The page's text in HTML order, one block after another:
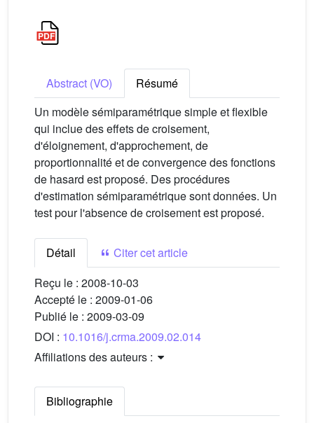
Abstract (VO)
Résumé
Un modèle sémiparamétrique simple et flexible
qui inclue des effets de croisement,
d'éloignement, d'approchement, de
proportionnalité et de convergence des fonctions
de hasard est proposé. Des procédures
d'estimation sémiparamétrique sont données. Un
test pour l'absence de croisement est proposé.
Détail
Citer cet article
Reçu le : 2008-10-03
Accepté le : 2009-01-06
Publié le : 2009-03-09
DOI : 10.1016/j.crma.2009.02.014
Affiliations des auteurs :
Bibliographie